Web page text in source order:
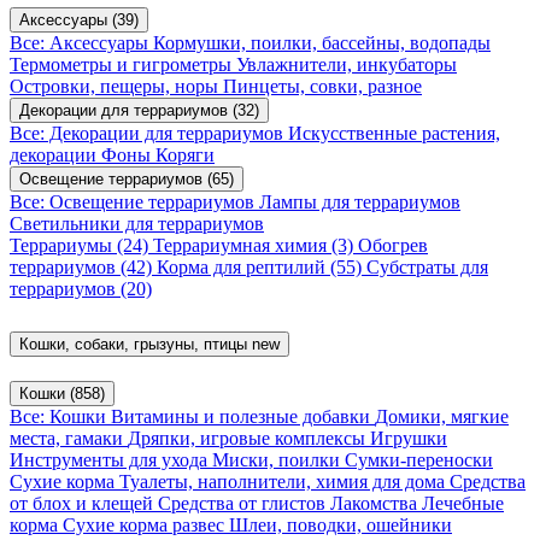
Аксессуары (39)
Все: Аксессуары Кормушки, поилки, бассейны, водопады
Термометры и гигрометры Увлажнители, инкубаторы
Островки, пещеры, норы Пинцеты, совки, разное
Декорации для террариумов (32)
Все: Декорации для террариумов Искусственные растения,
декорации Фоны Коряги
Освещение террариумов (65)
Все: Освещение террариумов Лампы для террариумов
Светильники для террариумов
Террариумы (24) Террариумная химия (3) Обогрев
террариумов (42) Корма для рептилий (55) Субстраты для
террариумов (20)
Кошки, собаки, грызуны, птицы new
Кошки (858)
Все: Кошки Витамины и полезные добавки Домики, мягкие
места, гамаки Дряпки, игровые комплексы Игрушки
Инструменты для ухода Миски, поилки Сумки-переноски
Сухие корма Туалеты, наполнители, химия для дома Средства
от блох и клещей Средства от глистов Лакомства Лечебные
корма Сухие корма развес Шлеи, поводки, ошейники